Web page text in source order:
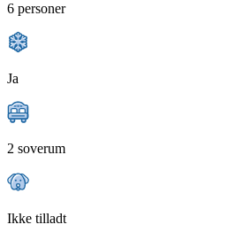
6 personer
Ja
2 soverum
Ikke tilladt